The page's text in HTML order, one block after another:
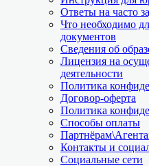
Ответы на часто
Что необходимо
документов
Сведения об
Лицензия на
деятельности
Политика
Договор-оферта
Политика
Способы оплаты
Контакты и
Социальные сети